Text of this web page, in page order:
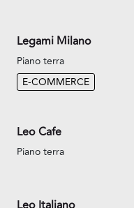
Legami Milano
Piano terra
E-COMMERCE
Leo Cafe
Piano terra